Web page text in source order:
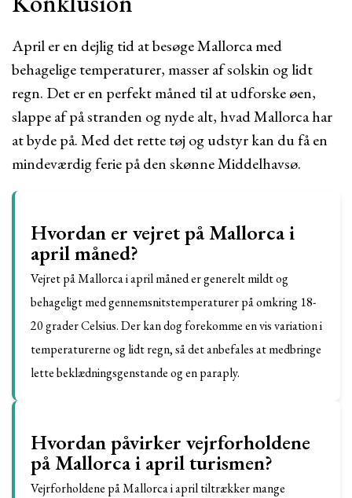
April er en dejlig tid at besøge Mallorca med
behagelige temperaturer, masser af solskin og lidt
regn. Det er en perfekt måned til at udforske øen,
slappe af på stranden og nyde alt, hvad Mallorca har
at byde på. Med det rette tøj og udstyr kan du få en
mindeværdig ferie på den skønne Middelhavsø.
Hvordan er vejret på Mallorca i
april måned?
Vejret på Mallorca i april måned er generelt mildt og
behageligt med gennemsnitstemperaturer på omkring 18-
20 grader Celsius. Der kan dog forekomme en vis variation i
temperaturerne og lidt regn, så det anbefales at medbringe
lette beklædningsgenstande og en paraply.
Hvordan påvirker vejrforholdene
på Mallorca i april turismen?
Vejrforholdene på Mallorca i april tiltrækker mange